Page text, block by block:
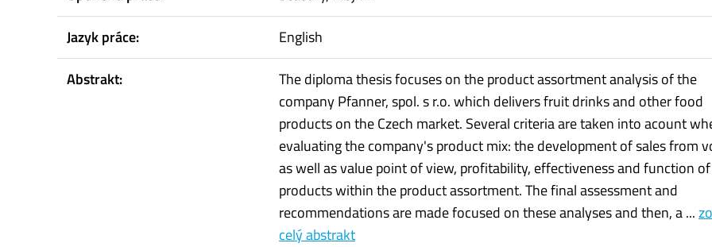
Jazyk práce:
English
Abstrakt:
The diploma thesis focuses on the product assortment analysis of the
company Pfanner, spol. s r.o. which delivers fruit drinks and other food
products on the Czech market. Several criteria are taken into acount
evaluating the company's product mix: the development of sales from
as well as value point of view, profitability, effectiveness and function
products within the product assortment. The final assessment and
recommendations are made focused on these analyses and then, a ...
celý abstrakt